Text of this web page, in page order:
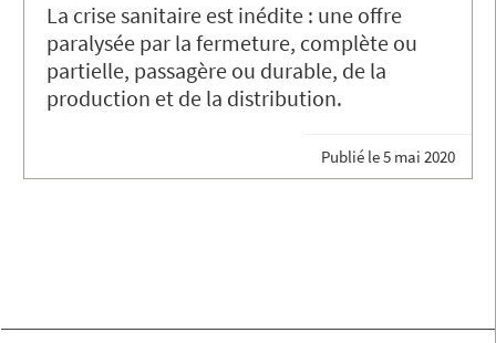
La crise sanitaire est inédite : une offre
paralysée par la fermeture, complète ou
partielle, passagère ou durable, de la
production et de la distribution.
Publié le5 mai 2020